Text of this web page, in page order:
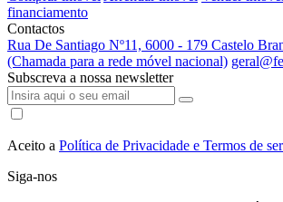
financiamento
Contactos
Rua De Santiago Nº11, 6000 - 179 Castelo
(Chamada para a rede móvel nacional)
Subscreva a nossa newsletter
Aceito a Política de Privacidade e Termos de
Siga-nos